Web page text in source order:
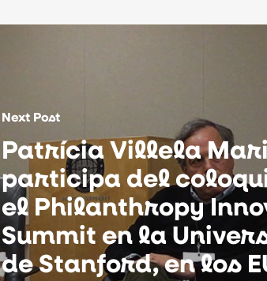
Next Post
Patrícia Villela
participa del
el Philanthropy
Summit en la
de Stanford, en los